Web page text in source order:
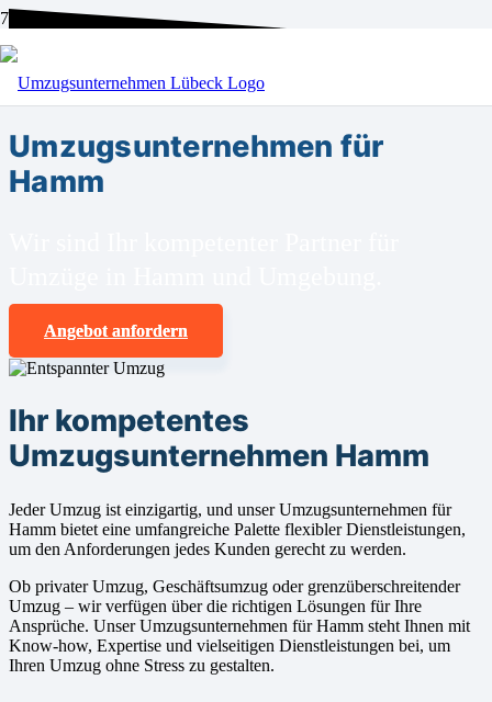
BEI UNS SIND SIE RICHTIG!
Umzugsunternehmen für
Hamm
Angebot anfordern
Ihr kompetentes
Umzugsunternehmen Hamm
Jeder Umzug ist einzigartig, und unser Umzugsunternehmen für
Hamm bietet eine umfangreiche Palette flexibler Dienstleistungen,
um den Anforderungen jedes Kunden gerecht zu werden.
Ob privater Umzug, Geschäftsumzug oder grenzüberschreitender
Umzug – wir verfügen über die richtigen Lösungen für Ihre
Ansprüche. Unser Umzugsunternehmen für Hamm steht Ihnen mit
Know-how, Expertise und vielseitigen Dienstleistungen bei, um
Ihren Umzug ohne Stress zu gestalten.